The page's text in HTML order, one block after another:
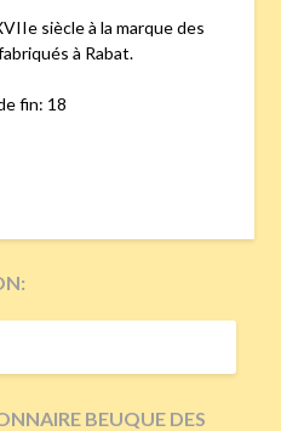
siècle à la marque des
à Rabat.
fin: 18
BEUQUE DES